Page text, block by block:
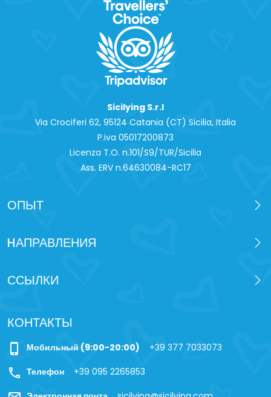
Sicilying S.r.l
Via Crociferi 62, 95124 Catania (CT) Sicilia, Italia
P.iva 0‍5017200873
Licenza T.O. n.101/S9/TUR/Sicilia
Ass. ERV n.64630084-RC17
ОПЫТ
HАПРАВЛЕНИЯ
ССЫЛКИ
КОНТАКТЫ
phone_iphone Мобильный (9:00-20:00) +39 377 7033073
call Телефон +39 095 2265853